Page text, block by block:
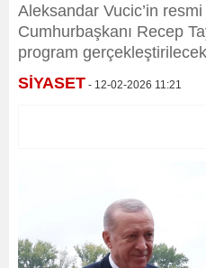
Aleksandar Vucic’in
Cumhurbaşkanı Recep
program
SİYASET - 12-02-2026 11:21